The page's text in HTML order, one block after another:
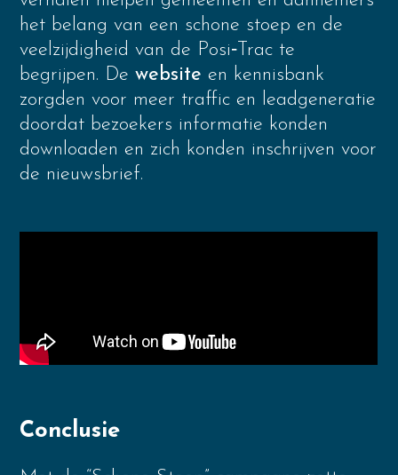
het belang van een schone stoep en de
veelzijdigheid van de Posi‑Trac te
begrijpen. Dewebsite en kennisbank
zorgden voor meer traffic en leadgeneratie
doordat bezoekers informatie konden
downloaden en zich konden inschrijven voor
de nieuwsbrief.
Conclusie